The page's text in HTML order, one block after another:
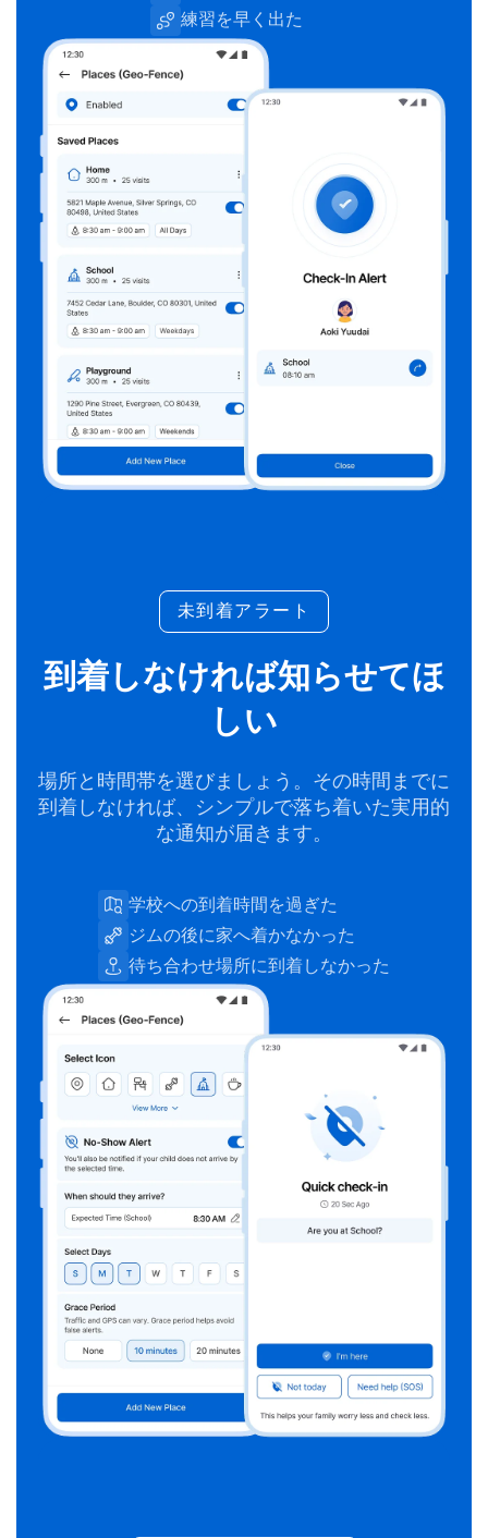
練習を早く出た
未到着アラート
到着しなければ知らせてほ
しい
場所と時間帯を選びましょう。その時間までに
到着しなければ、シンプルで落ち着いた実用的
な通知が届きます。
学校への到着時間を過ぎた
ジムの後に家へ着かなかった
待ち合わせ場所に到着しなかった